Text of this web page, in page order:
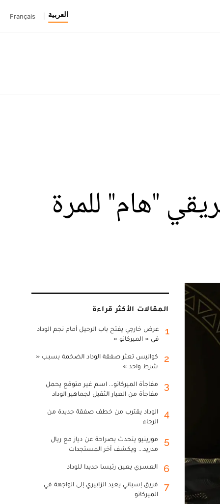
العربية Français
"هام" للمرة
المقالات الأكثر قراءة
1
عرض خارجي يفتح باب الرحيل أمام نجم الوداد
في « الميركاتو »
2
كواليس تعثر صفقة الوداد الضخمة بسبب «
شرط واحد »
3
مفاجأة الميركاتو... اسم غير متوقع يحمل
مفاجأة من العيار الثقيل لجماهير الوداد
4
الوداد يقترب من خطف صفقة جديدة من
الرجاء
5
مورينيو يتحدث بصراحة عن دياز مع ريال
مدريد... ويكشف آخر المستجدات
6 العسري يعين رئيسا جديدا للوداد
7
فريق إسباني يعيد الزابيري إلى الواجهة في
الميركاتو